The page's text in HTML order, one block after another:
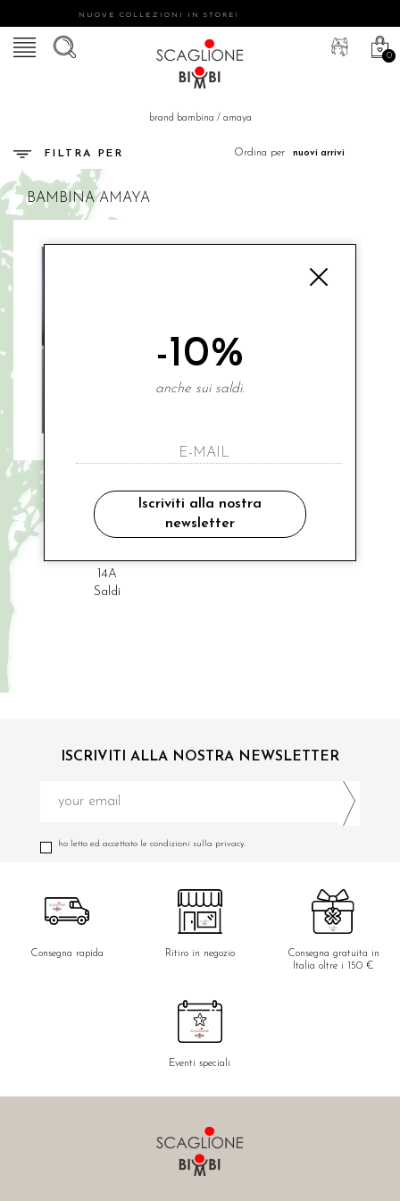
NUOVE COLLEZIONI IN STORE!
0
brand bambina / amaya
FILTRA PER Ordina per
BAMBINAAMAYA
mamma "non voglio il vestito"
€ 164.00
14A
Saldi
ISCRIVITI ALLA NOSTRA NEWSLETTER
ho letto ed accettato le condizioni sulla privacy.
Consegna rapida Ritiro in negozio
Consegna gratuita in
Italia oltre i 150 €
Eventi speciali
-10%
anche sui saldi.
Iscriviti alla nostra
newsletter